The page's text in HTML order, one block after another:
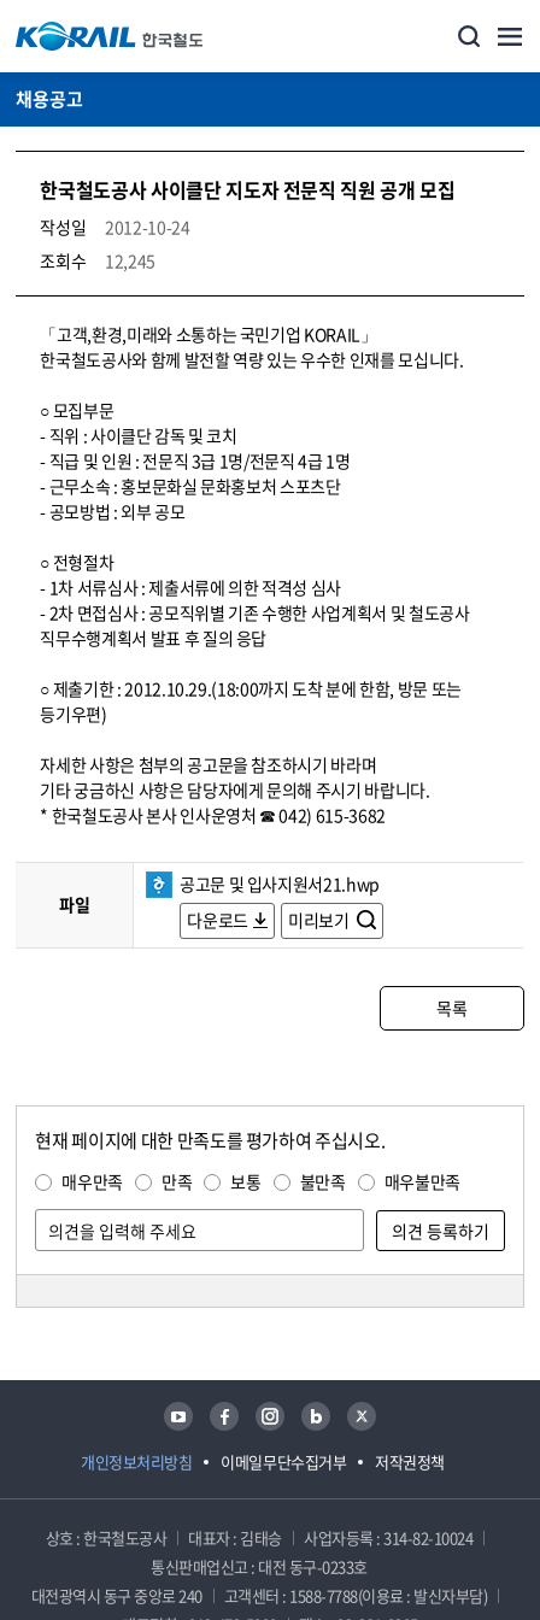
채용공고
한국철도공사 사이클단 지도자 전문직 직원 공개 모집
작성일
2012-10-24
조회수
12,245
코레일소개_경영공시_채용공고 상세보기 – 내용, 파일, 담당자 연락처로 구성
「고객,환경,미래와 소통하는 국민기업 KORAIL」
한국철도공사와 함께 발전할 역량 있는 우수한 인재를 모십니다.
○ 모집부문
- 직위 : 사이클단 감독 및 코치
- 직급 및 인원 : 전문직 3급 1명/전문직 4급 1명
- 근무소속 : 홍보문화실 문화홍보처 스포츠단
- 공모방법 : 외부 공모
○ 전형절차
- 1차 서류심사 : 제출서류에 의한 적격성 심사
- 2차 면접심사 : 공모직위별 기존 수행한 사업계획서 및 철도공사
직무수행계획서 발표 후 질의 응답
○ 제출기한 : 2012.10.29.(18:00까지 도착 분에 한함, 방문 또는
등기우편)
자세한 사항은 첨부의 공고문을 참조하시기 바라며
기타 궁금하신 사항은 담당자에게 문의해 주시기 바랍니다.
* 한국철도공사 본사 인사운영처 ☎ 042) 615-3682
파일
공고문 및 입사지원서21.hwp
다운로드
미리보기
목록
현재 페이지에 대한 만족도를 평가하여 주십시오.
매우만족 만족 보통 불만족 매우불만족
개인정보처리방침 이메일무단수집거부 저작권정책
유튜브 페이스북 인스타그램 블로그 트위터
상호 : 한국철도공사 대표자 : 김태승
사업자등록 : 314-82-10024
통신판매업신고 : 대전 동구-0233호
대전광역시 동구 중앙로 240
고객센터 : 1588-7788(이용료 : 발신자부담)